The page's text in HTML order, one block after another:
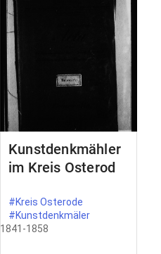
Kunstdenkmähler
im Kreis Osterode
#Kreis Osterode
#Kunstdenkmäler
1841-1858